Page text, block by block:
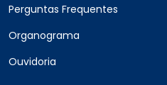
Perguntas Frequentes
Organograma
Ouvidoria